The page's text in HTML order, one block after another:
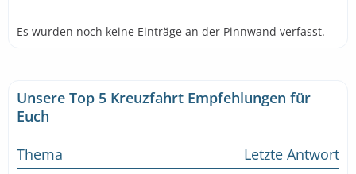
Es wurden noch keine Einträge an der Pinnwand verfasst.
Unsere Top 5 Kreuzfahrt Empfehlungen für
Euch
Thema
Letzte Antwort